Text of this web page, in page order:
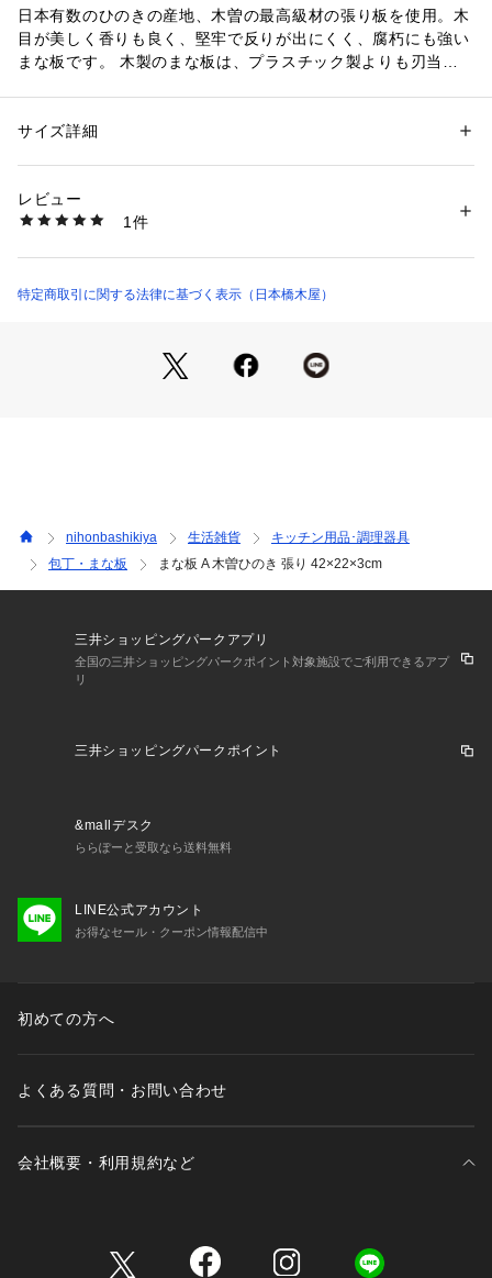
日本有数のひのきの産地、木曽の最高級材の張り板を使用。木
目が美しく香りも良く、堅牢で反りが出にくく、腐朽にも強い
まな板です。 木製のまな板は、プラスチック製よりも刃当た
ます。
性別：レディース
素材：木曽ひのき（張り板）
商品番号：
0721200422 （ショップ）
サイズ詳細
レビュー
1件
特定商取引に関する法律に基づく表示（日本橋木屋）
nihonbashikiya 生活雑貨
キッチン用品･調理器具
包丁・まな板
まな板 A 木曽ひのき 張り 42×22×3cm
三井ショッピングパークアプリ
全国の三井ショッピングパークポイント対象施設でご利用できるアプ
リ
三井ショッピングパークポイント
&mallデスク
ららぽーと受取なら送料無料
LINE公式アカウント
お得なセール・クーポン情報配信中
初めての方へ
よくある質問・お問い合わせ
会社概要・利用規約など